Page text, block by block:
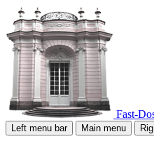
Fast-
Left menu bar Main menu